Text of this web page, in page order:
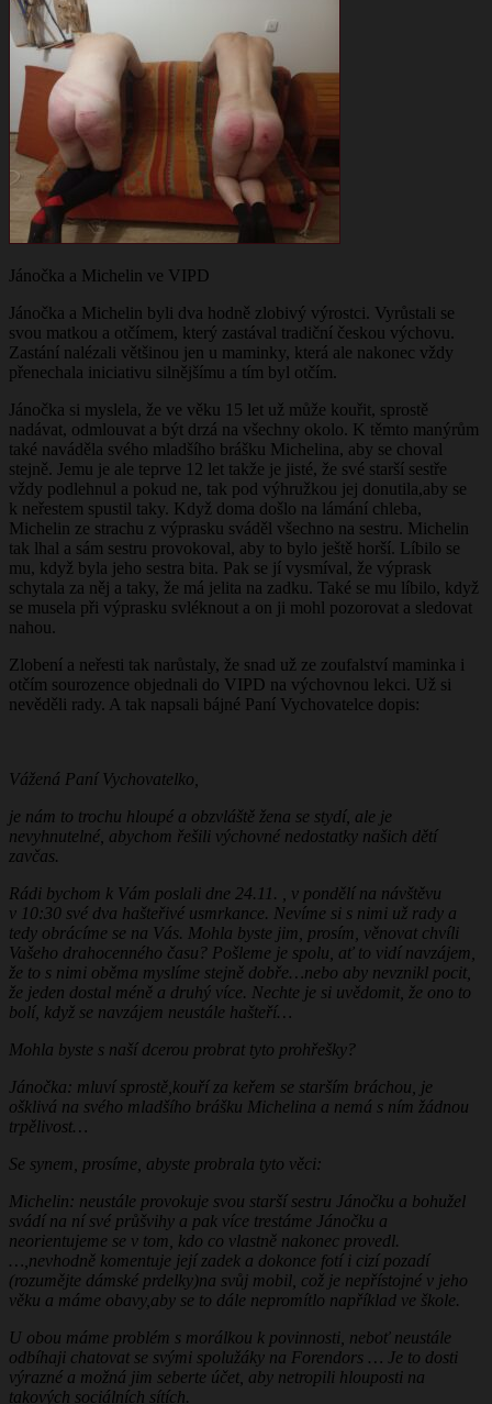
Jánočka a Michelin ve VIPD
Jánočka a Michelin byli dva hodně zlobivý výrostci. Vyrůstali se
svou matkou a otčímem, který zastával tradiční českou výchovu.
Zastání nalézali většinou jen u maminky, která ale nakonec vždy
přenechala iniciativu silnějšímu a tím byl otčím.
Jánočka si myslela, že ve věku 15 let už může kouřit, sprostě
nadávat, odmlouvat a být drzá na všechny okolo. K těmto manýrům
také naváděla svého mladšího brášku Michelina, aby se choval
stejně. Jemu je ale teprve 12 let takže je jisté, že své starší sestře
vždy podlehnul a pokud ne, tak pod výhružkou jej donutila,aby se
k neřestem spustil taky. Když doma došlo na lámání chleba,
Michelin ze strachu z výprasku sváděl všechno na sestru. Michelin
tak lhal a sám sestru provokoval, aby to bylo ještě horší. Líbilo se
mu, když byla jeho sestra bita. Pak se jí vysmíval, že výprask
schytala za něj a taky, že má jelita na zadku. Také se mu líbilo, když
se musela při výprasku svléknout a on ji mohl pozorovat a sledovat
nahou.
Zlobení a neřesti tak narůstaly, že snad už ze zoufalství maminka i
otčím sourozence objednali do VIPD na výchovnou lekci. Už si
nevěděli rady. A tak napsali bájné Paní Vychovatelce dopis:
Vážená Paní Vychovatelko,
je nám to trochu hloupé a obzvláště žena se stydí, ale je
nevyhnutelné, abychom řešili výchovné nedostatky našich dětí
zavčas.
Rádi bychom k Vám poslali dne 24.11. , v pondělí na návštěvu
v 10:30 své dva hašteřivé usmrkance. Nevíme si s nimi už rady a
tedy obrácíme se na Vás. Mohla byste jim, prosím, věnovat chvíli
Vašeho drahocenného času? Pošleme je spolu, ať to vidí navzájem,
že to s nimi oběma myslíme stejně dobře…nebo aby nevznikl pocit,
že jeden dostal méně a druhý více. Nechte je si uvědomit, že ono to
bolí, když se navzájem neustále hašteří…
Mohla byste s naší dcerou probrat tyto prohřešky?
Jánočka: mluví sprostě,kouří za keřem se starším bráchou, je
ošklivá na svého mladšího brášku Michelina a nemá s ním žádnou
trpělivost…
Se synem, prosíme, abyste probrala tyto věci:
Michelin: neustále provokuje svou starší sestru Jánočku a bohužel
svádí na ní své průšvihy a pak více trestáme Jánočku a
neorientujeme se v tom, kdo co vlastně nakonec provedl.
…,nevhodně komentuje její zadek a dokonce fotí i cizí pozadí
(rozumějte dámské prdelky)na svůj mobil, což je nepřístojné v jeho
věku a máme obavy,aby se to dále nepromítlo například ve škole.
U obou máme problém s morálkou k povinnosti, neboť neustále
odbíhaji chatovat se svými spolužáky na Forendors … Je to dosti
výrazné a možná jim seberte účet, aby netropili hlouposti na
takových sociálních sítích.